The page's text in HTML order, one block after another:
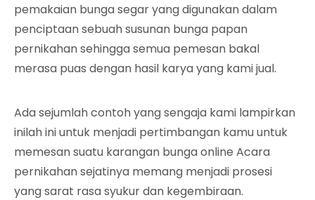
pemakaian bunga segar yang digunakan dalam
penciptaan sebuah susunan bunga papan
pernikahan sehingga semua pemesan bakal
merasa puas dengan hasil karya yang kami jual.
Ada sejumlah contoh yang sengaja kami lampirkan
inilah ini untuk menjadi pertimbangan kamu untuk
memesan suatu karangan bunga online Acara
pernikahan sejatinya memang menjadi prosesi
yang sarat rasa syukur dan kegembiraan.